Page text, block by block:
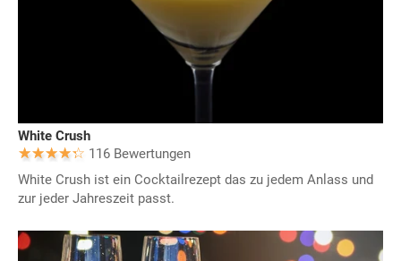
White Crush
116 Bewertungen
White Crush ist ein Cocktailrezept das zu jedem Anlass und
zur jeder Jahreszeit passt.